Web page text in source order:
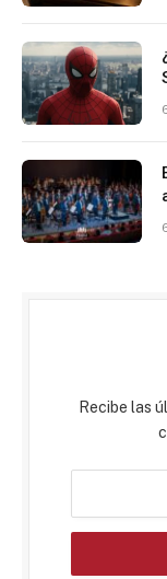
Recibe las